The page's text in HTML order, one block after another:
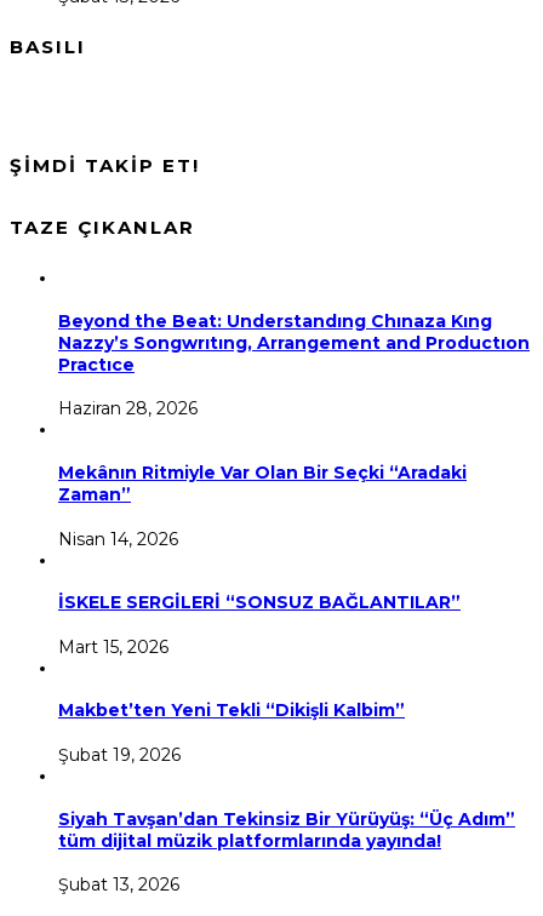
BASILI
ŞİMDİ TAKİP ET!
TAZE ÇIKANLAR
Beyond the Beat: Understandıng Chınaza Kıng
Nazzy’s Songwrıtıng, Arrangement and Productıon
Practıce
Haziran 28, 2026
Mekânın Ritmiyle Var Olan Bir Seçki “Aradaki
Zaman”
Nisan 14, 2026
İSKELE SERGİLERİ “SONSUZ BAĞLANTILAR”
Mart 15, 2026
Makbet’ten Yeni Tekli “Dikişli Kalbim”
Şubat 19, 2026
Siyah Tavşan’dan Tekinsiz Bir Yürüyüş: “Üç Adım”
tüm dijital müzik platformlarında yayında!
Şubat 13, 2026